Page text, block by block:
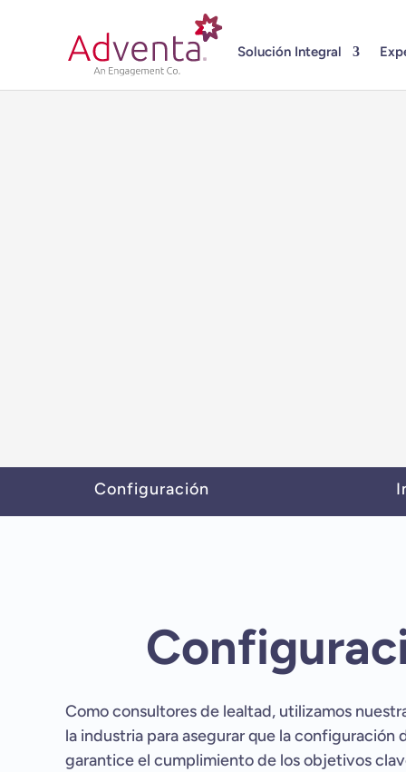
Solución Integral
Configuración
Como consultores de lealtad, utilizamos
la industria para asegurar que la configuración
garantice el cumplimiento de los objetivos